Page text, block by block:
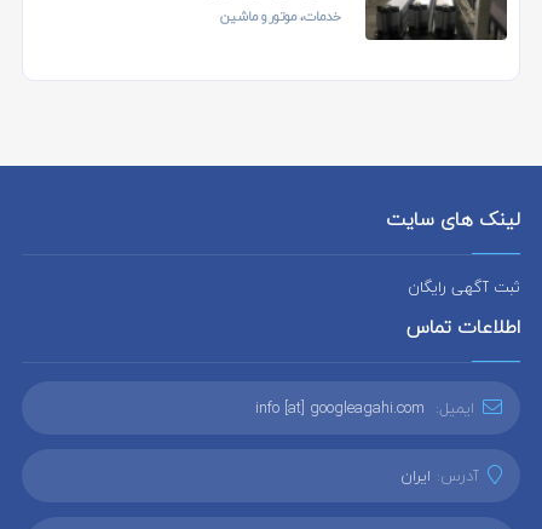
خدمات، موتور و ماشین
لینک های سایت
ثبت آگهی رایگان
اطلاعات تماس
ایمیل: info [at] googleagahi.com
آدرس: ایران